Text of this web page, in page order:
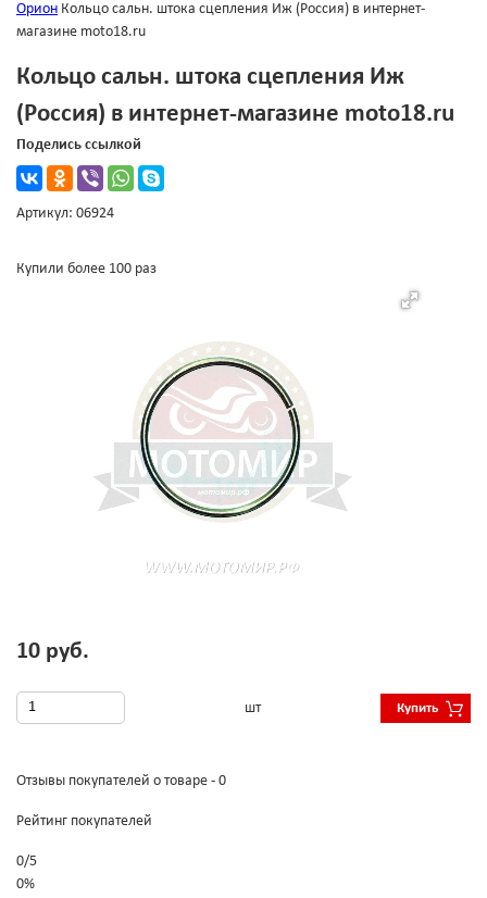
Орион Кольцо сальн. штока сцепления Иж (Россия) в интернет-
магазине moto18.ru
Кольцо сальн. штока сцепления Иж
(Россия) в интернет-магазине moto18.ru
Поделись ссылкой
Артикул: 06924
Купили более 100 раз
10 руб.
шт Купить
Отзывы покупателей о товаре - 0
Рейтинг покупателей
0/5
0%